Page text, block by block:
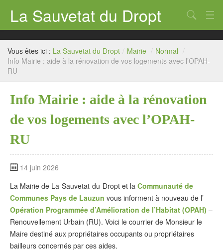
La Sauvetat du Dropt
Accueil
Mairie
Le village
Annuaire Pro
Écoles
Archives
Agenda 2026
Contact
Chercher
Vous êtes ici : La Sauvetat du Dropt / Mairie / Normal /
Info Mairie : aide à la rénovation de vos logements avec l’OPAH-
RU
Info Mairie : aide à la rénovation
de vos logements avec l’OPAH-
RU
14 juin 2026
La Mairie de La-Sauvetat-du-Dropt et la Communauté de
Communes Pays de Lauzun vous informent à nouveau de l’
Opération Programmée d’Amélioration de l’Habitat (OPAH) –
Renouvellement Urbain (RU). Voici le courrier de Monsieur le
Maire destiné aux propriétaires occupants ou propriétaires
bailleurs concernés par ces aides.